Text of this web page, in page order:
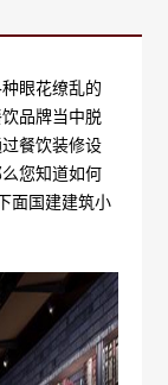
眼花缭乱的
品牌当中脱
餐饮装修设
您知道如何
面国建建筑小